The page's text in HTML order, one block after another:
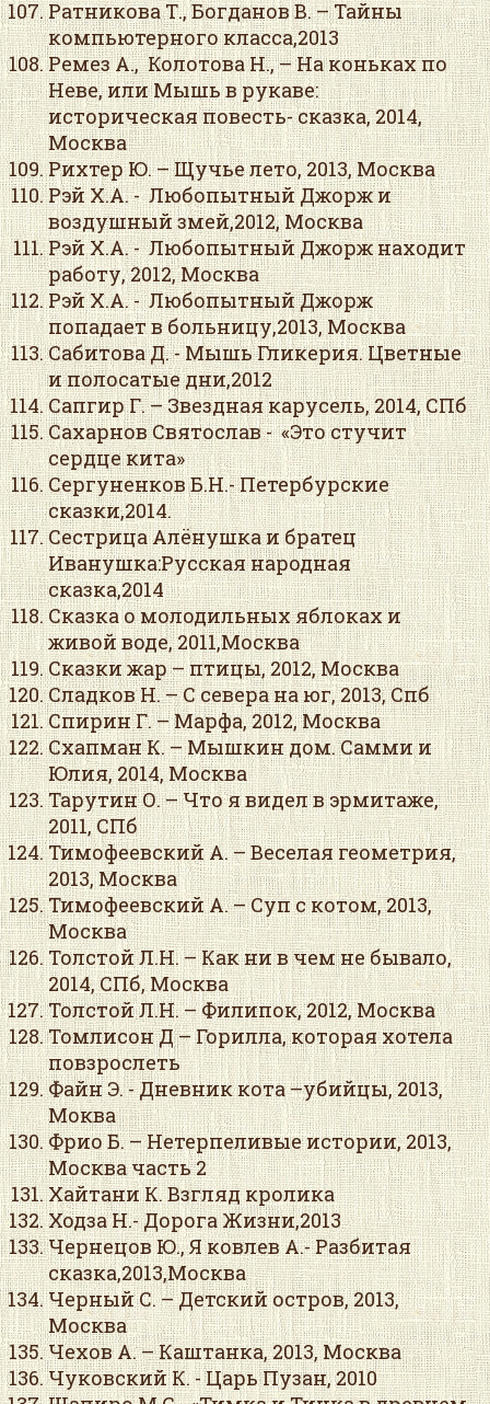
Ратникова Т., Богданов В. – Тайны
компьютерного класса,2013
Ремез А., Колотова Н., – На коньках по
Неве, или Мышь в рукаве:
историческая повесть- сказка, 2014,
Москва
Рихтер Ю. – Щучье лето, 2013, Москва
Рэй Х.А. - Любопытный Джорж и
воздушный змей,2012, Москва
Рэй Х.А. - Любопытный Джорж находит
работу, 2012, Москва
Рэй Х.А. - Любопытный Джорж
попадает в больницу,2013, Москва
Сабитова Д. - Мышь Гликерия. Цветные
и полосатые дни,2012
Сапгир Г. – Звездная карусель, 2014, СПб
Сахарнов Святослав - «Это стучит
сердце кита»
Сергуненков Б.Н.- Петербурские
сказки,2014.
Сестрица Алёнушка и братец
Иванушка:Русская народная
сказка,2014
Сказка о молодильных яблоках и
живой воде, 2011,Москва
Сказки жар – птицы, 2012, Москва
Сладков Н. – С севера на юг, 2013, Спб
Спирин Г. – Марфа, 2012, Москва
Схапман К. – Мышкин дом. Самми и
Юлия, 2014, Москва
Тарутин О. – Что я видел в эрмитаже,
2011, СПб
Тимофеевский А. – Веселая геометрия,
2013, Москва
Тимофеевский А. – Суп с котом, 2013,
Москва
Толстой Л.Н. – Как ни в чем не бывало,
2014, СПб, Москва
Толстой Л.Н. – Филипок, 2012, Москва
Томлисон Д – Горилла, которая хотела
повзрослеть
Файн Э. - Дневник кота –убийцы, 2013,
Моква
Фрио Б. – Нетерпеливые истории, 2013,
Москва часть 2
Хайтани К. Взгляд кролика
Ходза Н.- Дорога Жизни,2013
Чернецов Ю., Я ковлев А.- Разбитая
сказка,2013,Москва
Черный С. – Детский остров, 2013,
Москва
Чехов А. – Каштанка, 2013, Москва
Чуковский К. - Царь Пузан, 2010